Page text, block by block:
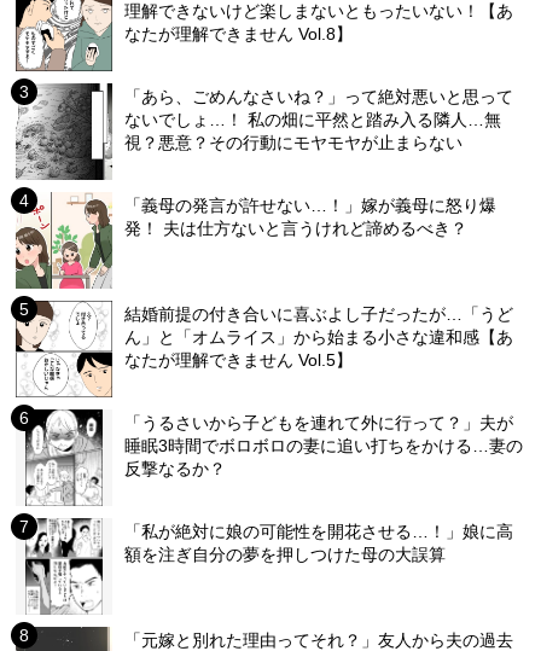
理解できないけど楽しまないともったいない！【あ
なたが理解できません Vol.8】
「あら、ごめんなさいね？」って絶対悪いと思って
ないでしょ…！ 私の畑に平然と踏み入る隣人…無
視？悪意？その行動にモヤモヤが止まらない
「義母の発言が許せない…！」嫁が義母に怒り爆
発！ 夫は仕方ないと言うけれど諦めるべき？
結婚前提の付き合いに喜ぶよし子だったが…「うど
ん」と「オムライス」から始まる小さな違和感【あ
なたが理解できません Vol.5】
「うるさいから子どもを連れて外に行って？」夫が
睡眠3時間でボロボロの妻に追い打ちをかける…妻の
反撃なるか？
「私が絶対に娘の可能性を開花させる…！」娘に高
額を注ぎ自分の夢を押しつけた母の大誤算
「元嫁と別れた理由ってそれ？」友人から夫の過去